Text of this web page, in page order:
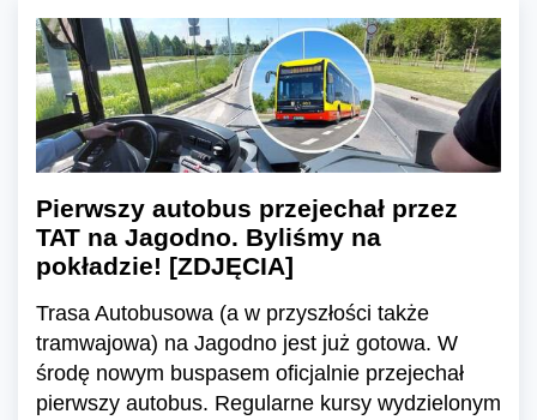
Pierwszy autobus przejechał przez
TAT na Jagodno. Byliśmy na
pokładzie! [ZDJĘCIA]
Trasa Autobusowa (a w przyszłości także
tramwajowa) na Jagodno jest już gotowa. W
środę nowym buspasem oficjalnie przejechał
pierwszy autobus. Regularne kursy wydzielonym